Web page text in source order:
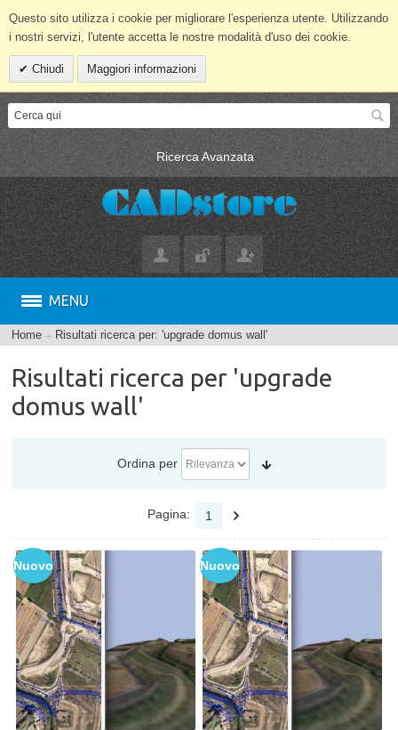
Questo sito utilizza i cookie per migliorare l'esperienza utente. Utilizzando
i nostri servizi, l'utente accetta le nostre modalità d'uso dei cookie.
Chiudi Maggiori informazioni
Ricerca Avanzata
MENU
Home Risultati ricerca per: 'upgrade domus wall'
Risultati ricerca per 'upgrade
domus wall'
Ordina per
Pagina: 1
Nuovo Nuovo